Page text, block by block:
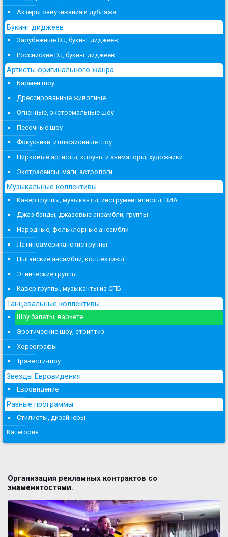
Актеры озвучивания и дубляжа
Букинг диджеев
Зарубежные DJ, букинг диджеев
Российские DJ, букинг диджеев
Артисты оригинального жанра
Бармен шоу
Дрессированные животные
Огненные, экстремальные шоу
Песочные шоу
Фокусники, иллюзионные шоу
Цирковые артисты, клоуны и аниматоры, художники
Экстрасенсы, маги, астрологи
Музыкальные коллективы
Кавер группы, музыканты, инструменталисты, ВИА
Джаз бэнды, джазовые ансамбли, группы
Народные, фольклорные ансамбли
Латиноамериканские группы
Цыганские ансамбли, коллективы
Этнические группы
Кавер группы, музыканты из СПБ
Танцевальные коллективы
Шоу балеты, варьете
Эротические шоу, стриптиз
Хореографы
Травести-шоу
Звезды Евровидения
Евровидение
Разные программы
Стилисты, дизайнеры
Категория
Организация рекламных контрактов со
знаменитостями.